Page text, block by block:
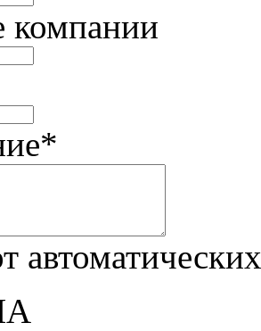
компании
*